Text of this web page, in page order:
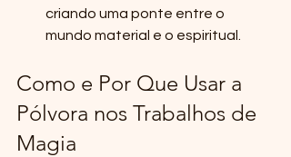
criando uma ponte entre o
mundo material e o espiritual.
Como e Por Que Usar a
Pólvora nos Trabalhos de
Magia